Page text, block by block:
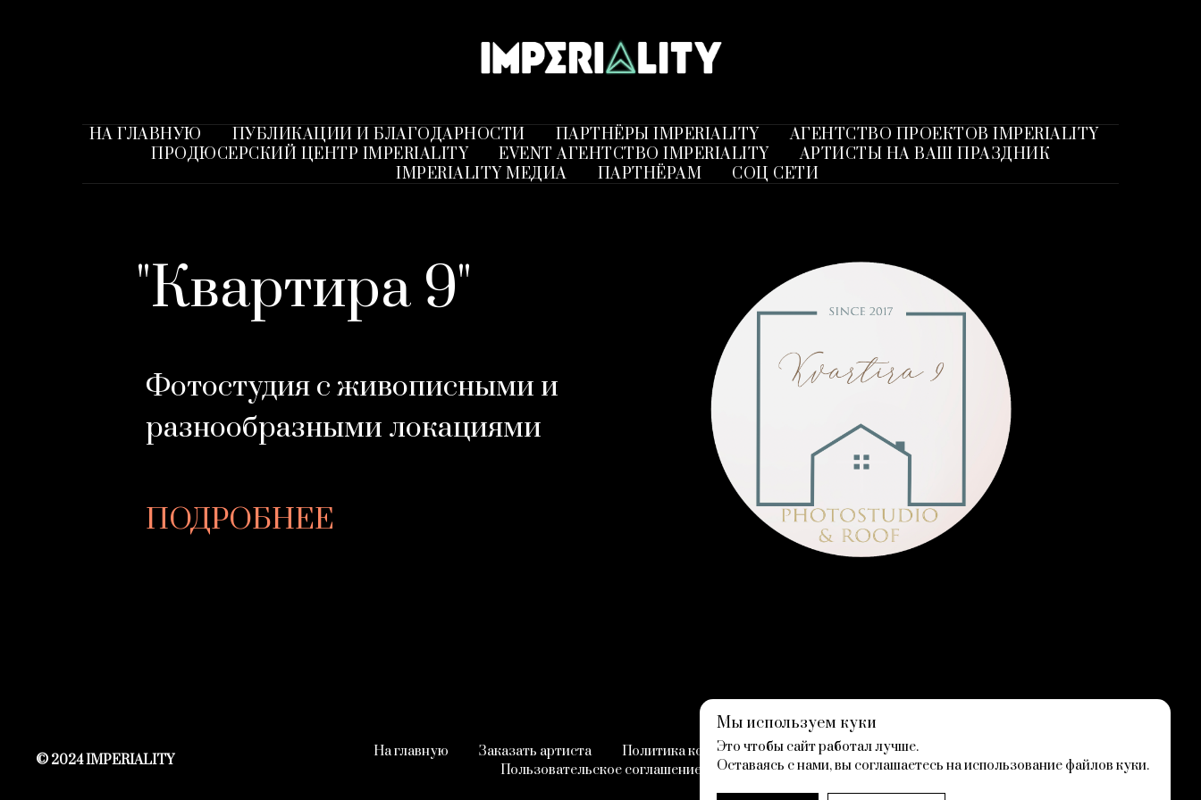
НА ГЛАВНУЮ ПУБЛИКАЦИИ И БЛАГОДАРНОСТИ ПАРТНЁРЫ IMPERIALITY
АГЕНТСТВО ПРОЕКТОВ IMPERIALITY
ПРОДЮСЕРСКИЙ ЦЕНТР IMPERIALITY
EVENT АГЕНТСТВО IMPERIALITY
АРТИСТЫ НА ВАШ ПРАЗДНИК
IMPERIALITY МЕДИА
ПАРТНЁРАМ СОЦ СЕТИ
Фотостудия с живописными и
разнообразными локациями
"Квартира 9"
ПОДРОБНЕЕ
© 2024 IMPERIALITY
На главную Заказать артиста
Политика конфиденциальности
Пользовательское соглашение
Вернуться наверх
Мы используем куки
Это чтобы сайт работал лучше.
Оставаясь с нами, вы соглашаетесь на использование файлов куки.